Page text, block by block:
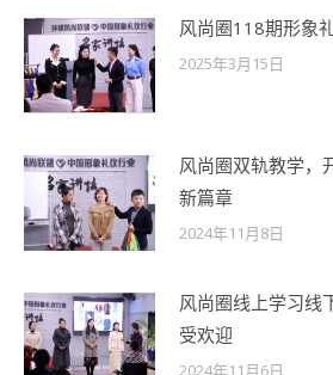
风尚圈118期形象
2025年3月15日
风尚圈双轨教学，
新篇章
2024年11月8日
风尚圈线上学习线
受欢迎
2024年11月6日